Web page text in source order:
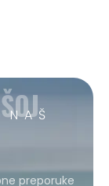
preporuke